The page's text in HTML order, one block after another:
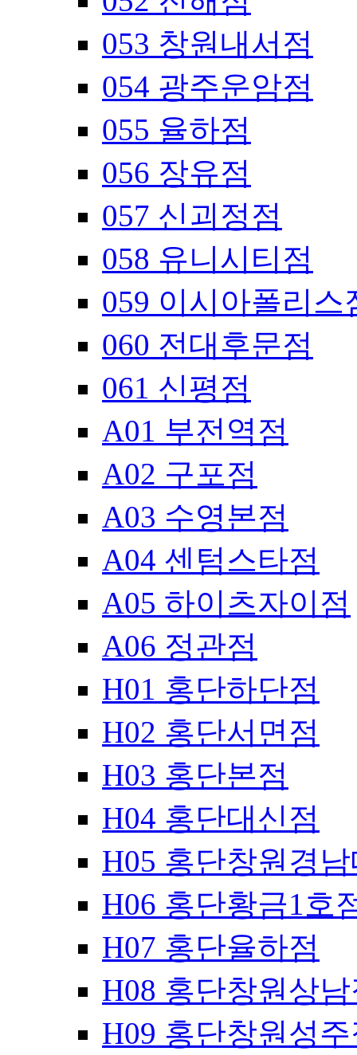
053 창원내서점
054 광주운암점
055 율하점
056 장유점
057 신괴정점
058 유니시티점
059 이시아폴리스
060 전대후문점
061 신평점
A01 부전역점
A02 구포점
A03 수영본점
A04 센텀스타점
A05 하이츠자이점
A06 정관점
H01 홍단하단점
H02 홍단서면점
H03 홍단본점
H04 홍단대신점
H05 홍단창원경
H06 홍단황금1호
H07 홍단율하점
H08 홍단창원상
H09 홍단창원성